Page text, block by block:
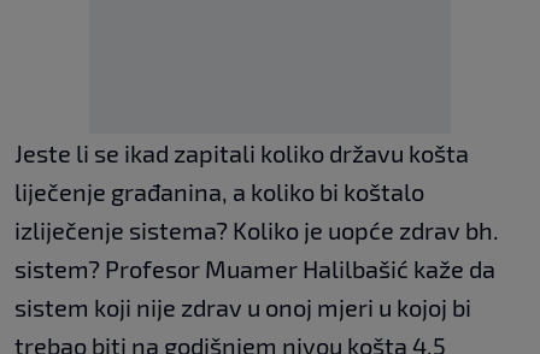
Jeste li se ikad zapitali koliko državu košta
liječenje građanina, a koliko bi koštalo
izliječenje sistema? Koliko je uopće zdrav bh.
sistem? Profesor Muamer Halilbašić kaže da
sistem koji nije zdrav u onoj mjeri u kojoj bi
trebao biti na godišnjem nivou košta 4,5